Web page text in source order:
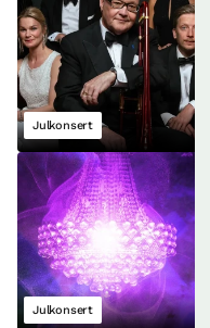
Julkonsert
Julkonsert